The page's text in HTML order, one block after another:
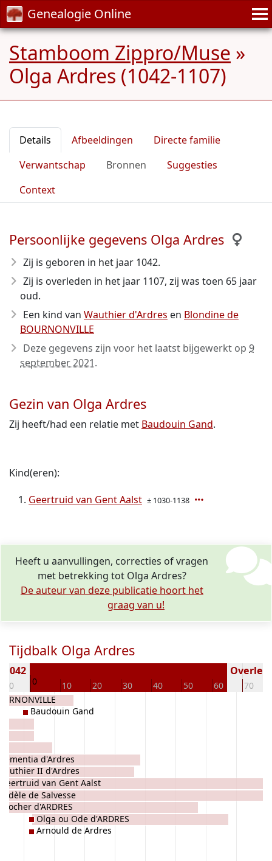
Genealogie Online
Stamboom Zippro/Muse »
Olga Ardres (1042-1107)
Details Afbeeldingen
Directe familie
Verwantschap
Bronnen
Suggesties
Context
Persoonlijke gegevens Olga Ardres
Zij is geboren in het jaar 1042.
Zij is overleden in het jaar 1107, zij was toen 65 jaar
oud.
Een kind van Wauthier d'Ardres en Blondine de
BOURNONVILLE
Deze gegevens zijn voor het laatst bijgewerkt op 9
september 2021.
Gezin van Olga Ardres
Zij heeft/had een relatie met Baudouin Gand.
Kind(eren):
Geertruid van Gent Aalst ± 1030-1138
Heeft u aanvullingen, correcties of vragen
met betrekking tot Olga Ardres?
De auteur van deze publicatie hoort het
graag van u!
Tijdbalk Olga Ardres
-10 0 10 20 30 40 50 60 70
1042
d'Ardres
II d'Ardres
Geertruid van Gent Aalst
Adèle de Salvesse
nocher d'ARDRES
Baudouin Gand
Olga ou Ode d'ARDRES
Arnould de Ardres